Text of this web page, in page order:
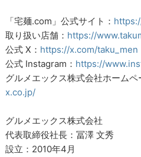
「宅麺.com」公式サイト：
取り扱い店舗： https://
公式 X： https://x.com/taku_men
公式 Instagram： https://
グルメエックス株式会社ホームペ
x.co.jp/
グルメエックス株式会社
代表取締役社長：冨澤 文秀
設立：2010年4月